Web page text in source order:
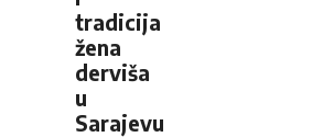
tradicija
žena
derviša
u
Sarajevu